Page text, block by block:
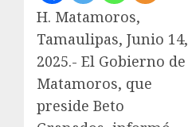
H. Matamoros,
Tamaulipas, Junio 14,
2025.- El Gobierno de
Matamoros, que
preside Beto